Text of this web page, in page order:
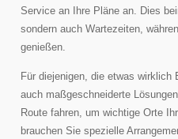
Service an Ihre Pläne an. Dies
sondern auch Wartezeiten,
genießen.
Für diejenigen, die etwas
auch maßgeschneiderte
Route fahren, um wichtige Orte
brauchen Sie spezielle